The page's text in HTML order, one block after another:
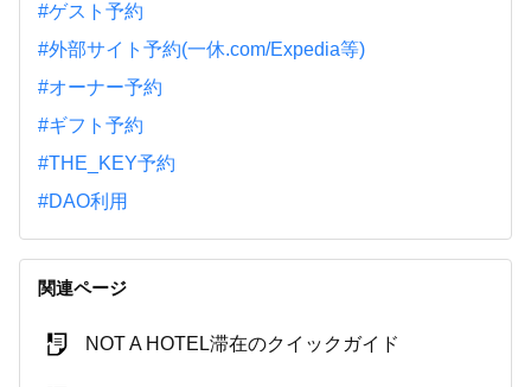
#ゲスト予約
#外部サイト予約(一休.com/Expedia等)
#オーナー予約
#ギフト予約
#THE_KEY予約
#DAO利用
関連ページ
NOT A HOTEL滞在のクイックガイド